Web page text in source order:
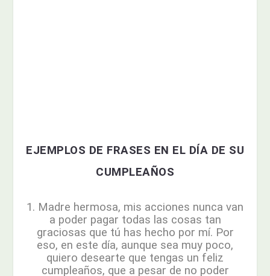
EJEMPLOS DE FRASES EN EL DÍA DE SU
CUMPLEAÑOS
1. Madre hermosa, mis acciones nunca van
a poder pagar todas las cosas tan
graciosas que tú has hecho por mí. Por
eso, en este día, aunque sea muy poco,
quiero desearte que tengas un feliz
cumpleaños, que a pesar de no poder